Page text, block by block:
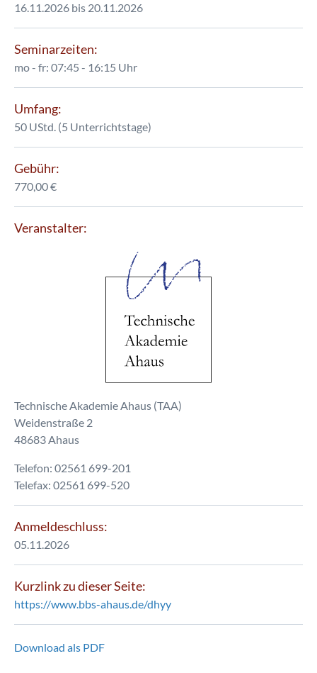
16.11.2026 bis 20.11.2026
Seminarzeiten:
mo - fr: 07:45 - 16:15 Uhr
Umfang:
50 UStd. (5 Unterrichtstage)
Gebühr:
770,00 €
Veranstalter:
Technische Akademie Ahaus (TAA)
Weidenstraße 2
48683 Ahaus
Telefon: 02561 699-201
Telefax: 02561 699-520
Anmeldeschluss:
05.11.2026
Kurzlink zu dieser Seite:
https://www.bbs-ahaus.de/dhyy
Download als PDF